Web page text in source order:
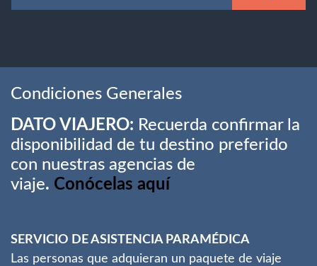
Condiciones Generales
DATO VIAJERO: Recuerda confirmar la
disponibilidad de tu destino preferido
con nuestras agencias de
viaje. Conócelas aquí
SERVICIO DE ASISTENCIA PARAMÉDICA
Las personas que adquieran un paquete de viaje